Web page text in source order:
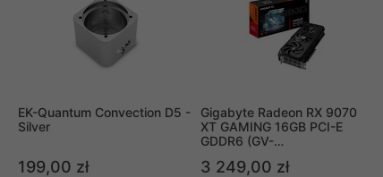
EK-Quantum Convection D5 -
Silver
199,00 zł
Gigabyte Radeon RX 9070
XT GAMING 16GB PCI-E
GDDR6 (GV-
3 249,00 zł